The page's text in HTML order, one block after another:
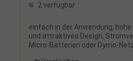
2 verfügbar
einfach in der Anwendung,
und attraktives Design,
Micro-Batterien oder Dymo-